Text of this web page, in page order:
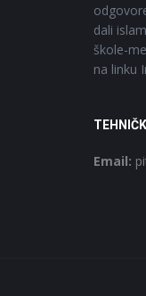
dali
škole-
na linku
Email: